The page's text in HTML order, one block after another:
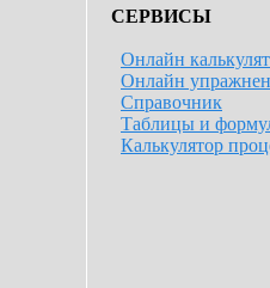
СЕРВИСЫ
Онлайн
Онлайн
Справочник
Таблицы и
Калькулятор